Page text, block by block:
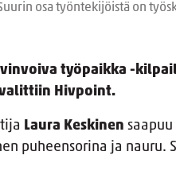
osa työntekijöistä on
työpaikka -
Hivpoint.
Laura Keskinen
puheensorina ja nauru.